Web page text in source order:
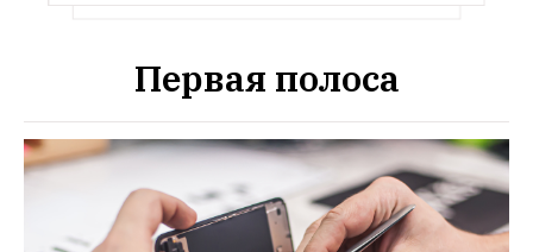
Первая полоса